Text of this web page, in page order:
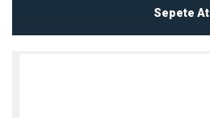
Sepete At